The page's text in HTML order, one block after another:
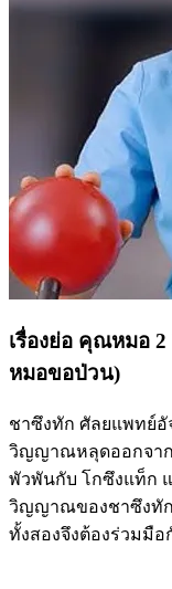
เรื่องย่อ คุณหมอ
หมอขอป่วน)
ชาซึงทัก ศัลยแพทย์อั
วิญญาณหลุดออกจาก
พัวพันกับ โกซึงแท็ก
วิญญาณของชาซึงทัก
ทั้งสองจึงต้องร่วมมือ